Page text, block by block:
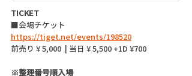
TICKET
■会場チケット
https://tiget.net/events/198520
前売り ¥ 5,000  | 当日 ¥ 5,500 +1D ¥700
※整理番号順入場